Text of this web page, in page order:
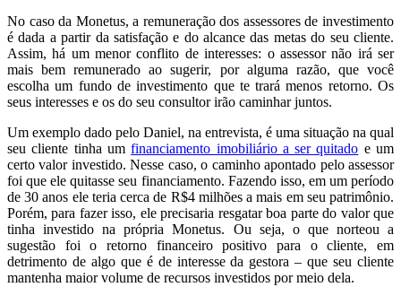
No caso da Monetus, a remuneração dos assessores de investimento
é dada a partir da satisfação e do alcance das metas do seu cliente.
Assim, há um menor conflito de interesses: o assessor não irá ser
mais bem remunerado ao sugerir, por alguma razão, que você
escolha um fundo de investimento que te trará menos retorno. Os
seus interesses e os do seu consultor irão caminhar juntos.
Um exemplo dado pelo Daniel, na entrevista, é uma situação na qual
seu cliente tinha umfinanciamento imobiliário a ser quitado e um
certo valor investido. Nesse caso, o caminho apontado pelo assessor
foi que ele quitasse seu financiamento. Fazendo isso, em um período
de 30 anos ele teria cerca de R$4 milhões a mais em seu patrimônio.
Porém, para fazer isso, ele precisaria resgatar boa parte do valor que
tinha investido na própria Monetus. Ou seja, o que norteou a
sugestão foi o retorno financeiro positivo para o cliente, em
detrimento de algo que é de interesse da gestora – que seu cliente
mantenha maior volume de recursos investidos por meio dela.